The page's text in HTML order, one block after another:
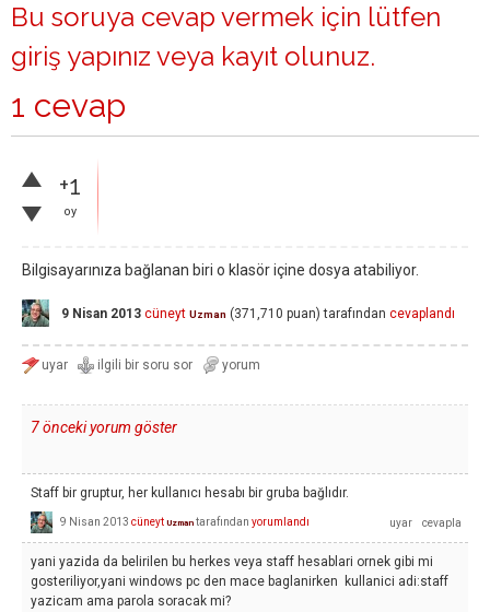
Bu soruya cevap vermek için lütfen
giriş yapınız veya kayıt olunuz.
1 cevap
+1
oy
Bilgisayarınıza bağlanan biri o klasör içine dosya atabiliyor.
9 Nisan 2013 cüneyt Uzman (371,710 puan) tarafından cevaplandı
7 önceki yorum göster
Staff bir gruptur, her kullanıcı hesabı bir gruba bağlıdır.
9 Nisan 2013 cüneyt Uzman tarafından yorumlandı
yani yazida da belirilen bu herkes veya staff hesablari ornek gibi mi
gosteriliyor,yani windows pc den mace baglanirken kullanici adi:staff
yazicam ama parola soracak mi?